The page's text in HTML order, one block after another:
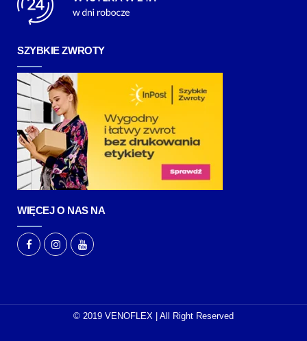
SZYBKIE ZWROTY
WIĘCEJ O NAS NA
© 2019 VENOFLEX | All Right Reserved